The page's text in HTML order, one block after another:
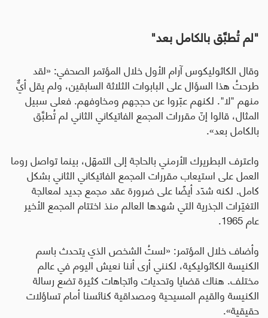
"لم تُطبَّق بالكامل بعد"
وقال الكاثوليكوس آرام الأول خلال المؤتمر الصحفي: «لقد
طرحتُ هذا السؤال على البابوات الثلاثة السابقين، ولم يقل أيٌّ
منهم "لا". لكنهم عبّروا عن حججهم ومخاوفهم. فعلى سبيل
المثال، قالوا إنّ مقررات المجمع الفاتيكاني الثاني لم تُطبَّق
بالكامل بعد».
واعترف البطريرك الأرمني بالحاجة إلى التمهّل، بينما تواصل روما
العمل على استيعاب مقررات المجمع الفاتيكاني الثاني بشكل
كامل. لكنه شدّد أيضًا على ضرورة عقد مجمع جديد لمعالجة
التغيّرات الجذرية التي شهدها العالم منذ اختتام المجمع الأخير
عام 1965
.
وأضاف خلال المؤتمر: «لستُ الشخص الذي يتحدث باسم
الكنيسة الكاثوليكية، لكنني أرى أننا نعيش اليوم في عالم
مختلف. هناك قضايا وتحديات واتجاهات كثيرة تضع رسالة
الكنيسة والقيم المسيحية ومصداقية كنائسنا أمام تساؤلات
حقيقية».